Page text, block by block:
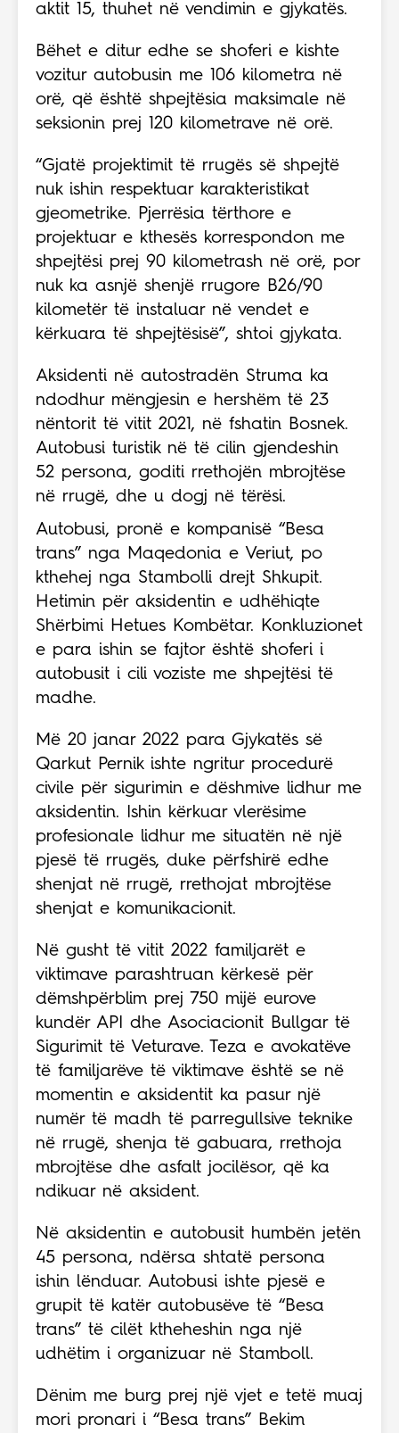
aktit 15, thuhet në vendimin e gjykatës.
Bëhet e ditur edhe se shoferi e kishte
vozitur autobusin me 106 kilometra në
orë, që është shpejtësia maksimale në
seksionin prej 120 kilometrave në orë.
“Gjatë projektimit të rrugës së shpejtë
nuk ishin respektuar karakteristikat
gjeometrike. Pjerrësia tërthore e
projektuar e kthesës korrespondon me
shpejtësi prej 90 kilometrash në orë, por
nuk ka asnjë shenjë rrugore B26/90
kilometër të instaluar në vendet e
kërkuara të shpejtësisë”, shtoi gjykata.
Aksidenti në autostradën Struma ka
ndodhur mëngjesin e hershëm të 23
nëntorit të vitit 2021, në fshatin Bosnek.
Autobusi turistik në të cilin gjendeshin
52 persona, goditi rrethojën mbrojtëse
në rrugë, dhe u dogj në tërësi.
Autobusi, pronë e kompanisë “Besa
trans” nga Maqedonia e Veriut, po
kthehej nga Stambolli drejt Shkupit.
Hetimin për aksidentin e udhëhiqte
Shërbimi Hetues Kombëtar. Konkluzionet
e para ishin se fajtor është shoferi i
autobusit i cili voziste me shpejtësi të
madhe.
Më 20 janar 2022 para Gjykatës së
Qarkut Pernik ishte ngritur procedurë
civile për sigurimin e dëshmive lidhur me
aksidentin. Ishin kërkuar vlerësime
profesionale lidhur me situatën në një
pjesë të rrugës, duke përfshirë edhe
shenjat në rrugë, rrethojat mbrojtëse
shenjat e komunikacionit.
Në gusht të vitit 2022 familjarët e
viktimave parashtruan kërkesë për
dëmshpërblim prej 750 mijë eurove
kundër API dhe Asociacionit Bullgar të
Sigurimit të Veturave. Teza e avokatëve
të familjarëve të viktimave është se në
momentin e aksidentit ka pasur një
numër të madh të parregullsive teknike
në rrugë, shenja të gabuara, rrethoja
mbrojtëse dhe asfalt jocilësor, që ka
ndikuar në aksident.
Në aksidentin e autobusit humbën jetën
45 persona, ndërsa shtatë persona
ishin lënduar. Autobusi ishte pjesë e
grupit të katër autobusëve të “Besa
trans” të cilët ktheheshin nga një
udhëtim i organizuar në Stamboll.
Dënim me burg prej një vjet e tetë muaj
mori pronari i “Besa trans” Bekim